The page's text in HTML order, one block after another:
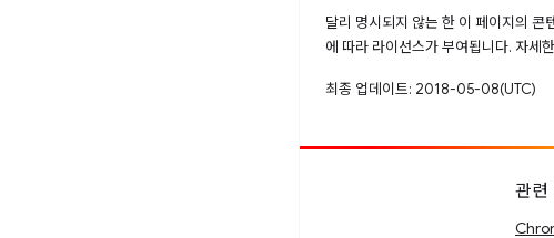
달리 명시되지 않는 한 이 페이지의 콘
에 따라 라이선스가 부여됩니다. 자세
최종 업데이트: 2018-05-08(UTC)
관련